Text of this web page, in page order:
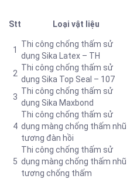
Stt Loại vật liệu
1
Thi công chống thấm sử
dụng Sika Latex – TH
2
Thi công chống thấm sử
dụng Sika Top Seal – 107
3
Thi công chống thấm sử
dụng Sika Maxbond
4
Thi công chống thấm sử
dụng màng chống thấm nhũ
tương đàn hồi
5
Thi công chống thấm sử
dụng màng chống thấm nhũ
tương chống thấm